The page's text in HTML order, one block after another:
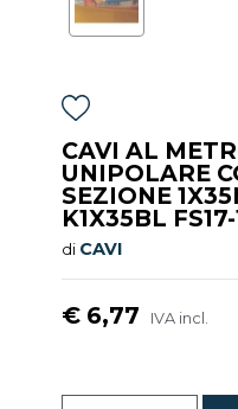
CAVI AL
UNIPOLARE
SEZIONE
K1X35BL
di CAVI
€ 6,77 IVA incl.